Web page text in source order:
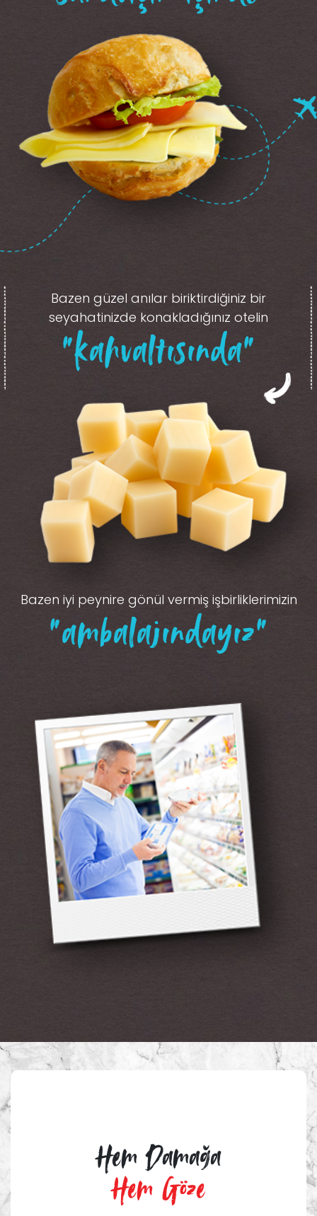
Bazen güzel anılar biriktirdiğiniz bir
seyahatinizde konakladığınız otelin
“kahvaltısında”
Bazen iyi peynire gönül vermiş işbirliklerimizin
“ambalajındayız”
Hem Damağa
Hem Göze